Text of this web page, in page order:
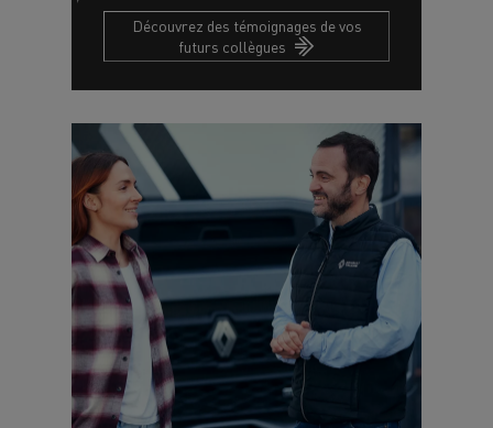
Découvrez des témoignages de vos
futurs collègues